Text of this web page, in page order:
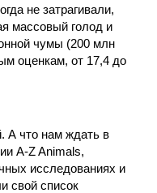
не затрагивали,
массовый голод и
чумы (200 млн
оценкам, от 17,4 до
А что нам ждать в
A-Z Animals,
исследованиях и
свой список